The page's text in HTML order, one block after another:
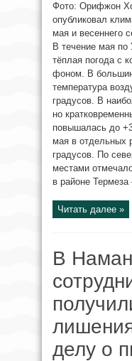
Фото: Орифжон
опубликовал
мая и весеннего
В течение мая по
тёплая погода с
фоном. В
температура
градусов. В
но
повышалась до
мая в отдельных
градусов. По
местами
в районе
Читать далее »
В
делу о